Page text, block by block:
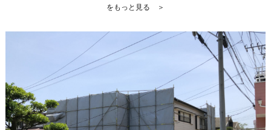
をもっと見る ＞